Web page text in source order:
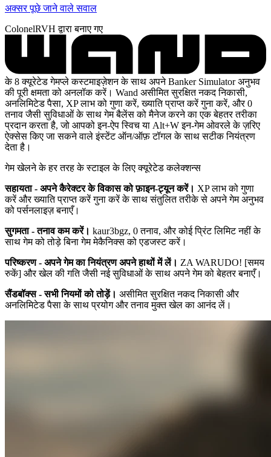
अक्सर पूछे जाने वाले सवाल
ColonelRVH द्वारा बनाए गए
के 8 क्यूरेटेड गेमप्ले कस्टमाइज़ेशन के साथ अपने Banker Simulator अनुभव
की पूरी क्षमता को अनलॉक करें। Wand असीमित सुरक्षित नकद निकासी,
अनलिमिटेड पैसा, XP लाभ को गुणा करें, ख्याति प्राप्त करें गुना करें, और 0
तनाव जैसी सुविधाओं के साथ गेम बैलेंस को मैनेज करने का एक बेहतर तरीका
प्रदान करता है, जो आपको इन-ऐप स्विच या Alt+W इन-गेम ओवरले के ज़रिए
ऐक्सेस किए जा सकने वाले इंस्टेंट ऑन/ऑफ़ टॉगल के साथ सटीक नियंत्रण
देता है।
गेम खेलने के हर तरह के स्टाइल के लिए क्यूरेटेड कलेक्शन्स
सहायता - अपने कैरेक्टर के विकास को फ़ाइन-ट्यून करें। XP लाभ को गुणा
करें और ख्याति प्राप्त करें गुना करें के साथ संतुलित तरीके से अपने गेम अनुभव
को पर्सनलाइज़ बनाएँ।
सुगमता - तनाव कम करें। kaur3bgz, 0 तनाव, और कोई प्रिंट लिमिट नहीं के
साथ गेम को तोड़े बिना गेम मेकैनिक्स को एडजस्ट करें।
परिष्करण - अपने गेम का नियंत्रण अपने हाथों में लें। ZA WARUDO! [समय
रुकें] और खेल की गति जैसी नई सुविधाओं के साथ अपने गेम को बेहतर बनाएँ।
सैंडबॉक्स - सभी नियमों को तोड़ें। असीमित सुरक्षित नकद निकासी और
अनलिमिटेड पैसा के साथ प्रयोग और तनाव मुक्त खेल का आनंद लें।